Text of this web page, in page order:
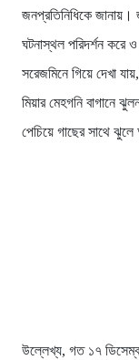
জনপ্রতিনিধিকে জানায়।
ঘটনাস্থল পরিদর্শন করে
সরেজমিনে গিয়ে দেখা
মিয়ার মেহগনি বাগানে
পেচিয়ে গাছের সাথে
উল্লেখ্য, গত ১৭